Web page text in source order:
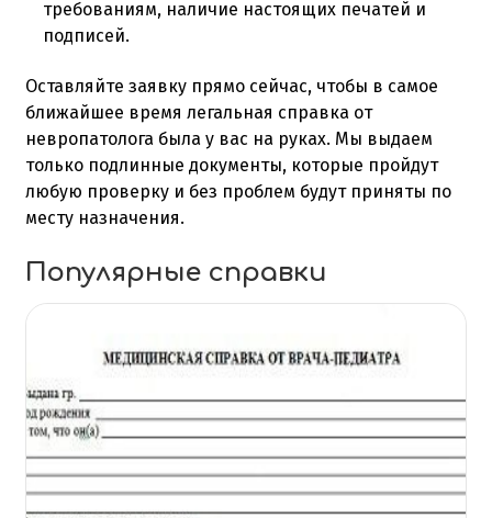
требованиям, наличие настоящих печатей и
подписей.
Оставляйте заявку прямо сейчас, чтобы в самое
ближайшее время легальная справка от
невропатологабыла у вас на руках. Мы выдаем
только подлинные документы, которые пройдут
любую проверку и без проблем будут приняты по
месту назначения.
Популярные справки